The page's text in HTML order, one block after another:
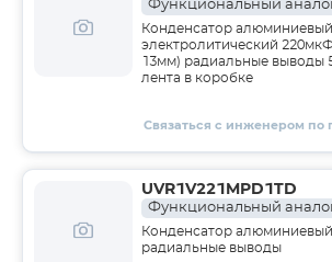
Функциональный
Конденсатор алюминиевый
электролитический
13мм) радиальные выводы
лента в коробке
Связаться с инженером
UVR1V221MPD1TD
Функциональный
Конденсатор
радиальные выводы